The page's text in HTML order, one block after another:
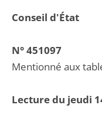
Conseil d'État
N° 451097
Mentionné aux
Lecture du jeudi